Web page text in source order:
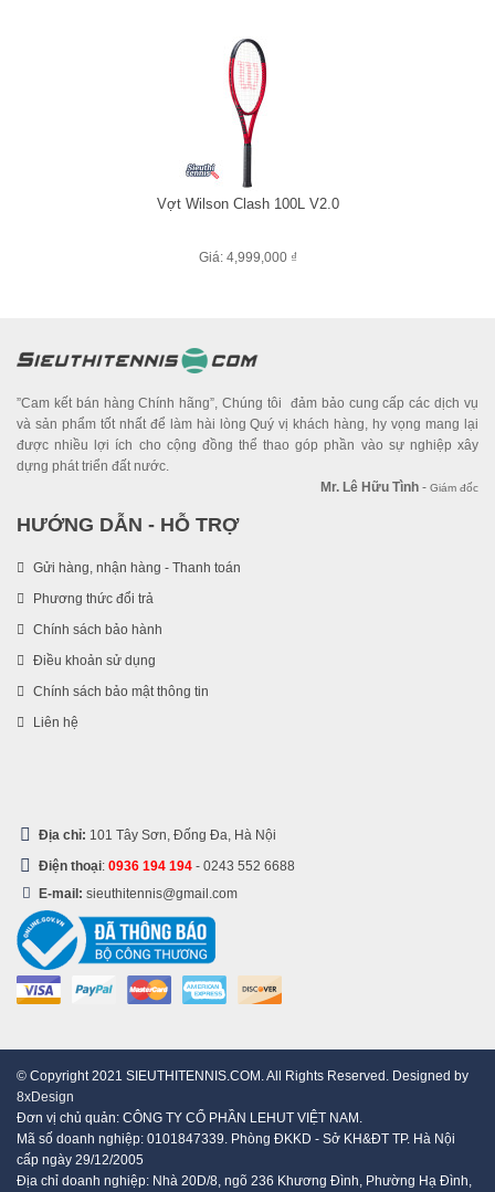
Vợt Wilson Clash 100L V2.0
Giá: 4,999,000 ₫
”Cam kết bán hàng Chính hãng”, Chúng tôi đảm bảo cung cấp các dịch vụ
và sản phẩm tốt nhất để làm hài lòng Quý vị khách hàng, hy vọng mang lại
được nhiều lợi ích cho cộng đồng thể thao góp phần vào sự nghiệp xây
dựng phát triển đất nước.
Mr. Lê Hữu Tình - Giám đốc
HƯỚNG DẪN - HỖ TRỢ
Gửi hàng, nhận hàng - Thanh toán
Phương thức đổi trả
Chính sách bảo hành
Điều khoản sử dụng
Chính sách bảo mật thông tin
Liên hệ
Địa chỉ: 101 Tây Sơn, Đống Đa, Hà Nội
Điện thoại: 0936 194 194 - 0243 552 6688
E-mail: sieuthitennis@gmail.com
© Copyright 2021 SIEUTHITENNIS.COM. All Rights Reserved. Designed by
8xDesign
Đơn vị chủ quản: CÔNG TY CỔ PHẦN LEHUT VIỆT NAM.
Mã số doanh nghiệp: 0101847339. Phòng ĐKKD - Sở KH&ĐT TP. Hà Nội
cấp ngày 29/12/2005
Địa chỉ doanh nghiệp: Nhà 20D/8, ngõ 236 Khương Đình, Phường Hạ Đình,